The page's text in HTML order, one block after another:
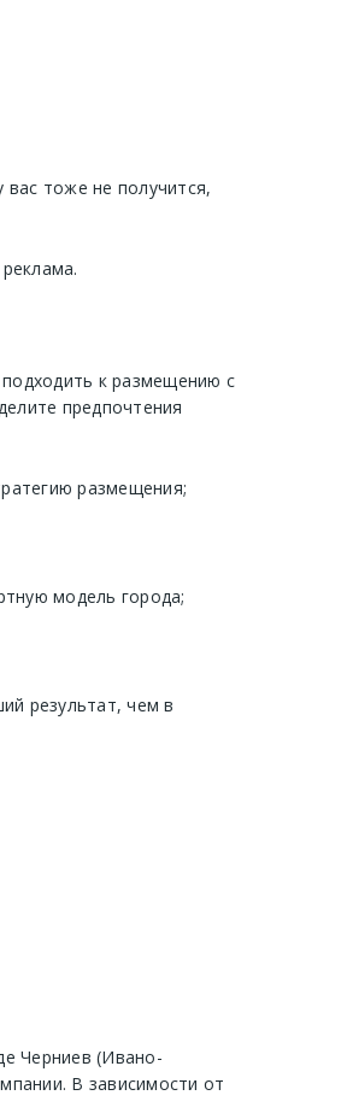
тоже не получится,
к размещению с
предпочтения
размещения;
модель города;
результат, чем в
Черниев (Ивано-
В зависимости от